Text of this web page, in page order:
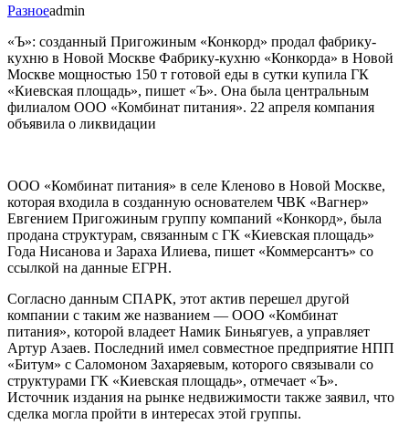
Разноеadmin
«Ъ»: созданный Пригожиным «Конкорд» продал фабрику-
кухню в Новой Москве Фабрику-кухню «Конкорда» в Новой
Москве мощностью 150 т готовой еды в сутки купила ГК
«Киевская площадь», пишет «Ъ». Она была центральным
филиалом ООО «Комбинат питания». 22 апреля компания
объявила о ликвидации
ООО «Комбинат питания» в селе Кленово в Новой Москве,
которая входила в созданную основателем ЧВК «Вагнер»
Евгением Пригожиным группу компаний «Конкорд», была
продана структурам, связанным с ГК «Киевская площадь»
Года Нисанова и Зараха Илиева, пишет «Коммерсантъ» со
ссылкой на данные ЕГРН.
Согласно данным СПАРК, этот актив перешел другой
компании с таким же названием — ООО «Комбинат
питания», которой владеет Намик Биньягуев, а управляет
Артур Азаев. Последний имел совместное предприятие НПП
«Битум» с Саломоном Захаряевым, которого связывали со
структурами ГК «Киевская площадь», отмечает «Ъ».
Источник издания на рынке недвижимости также заявил, что
сделка могла пройти в интересах этой группы.